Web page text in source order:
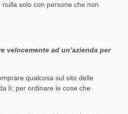
solo con persone che non
velocemente ad un’azienda per
qualcosa sul sito delle
lì; per ordinare le cose che